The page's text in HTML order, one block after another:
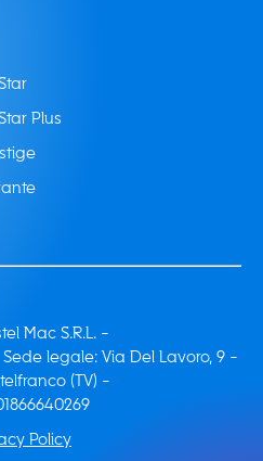
Plus
Mac S.R.L. -
legale: Via Del Lavoro, 9 -
(TV) -
Policy